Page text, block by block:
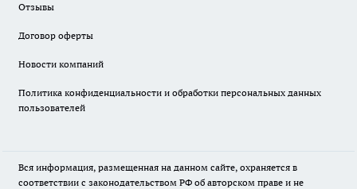
Отзывы
Договор оферты
Новости компаний
Политика конфиденциальности и обработки персональных данных
пользователей
Вся информация, размещенная на данном сайте, охраняется в
соответствии с законодательством РФ об авторском праве и не